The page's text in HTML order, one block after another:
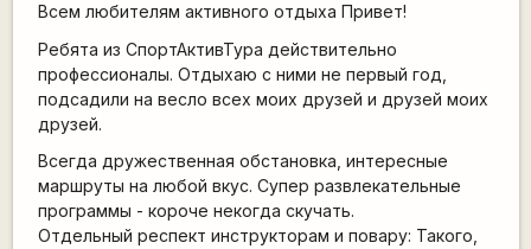
Всем любителям активного отдыха Привет!
Ребята из СпортАктивТура действительно
профессионалы. Отдыхаю с ними не первый год,
подсадили на весло всех моих друзей и друзей моих
друзей.
Всегда дружественная обстановка, интересные
маршруты на любой вкус. Супер развлекательные
программы - короче некогда скучать.
Отдельный респект инструкторам и повару: Такого,